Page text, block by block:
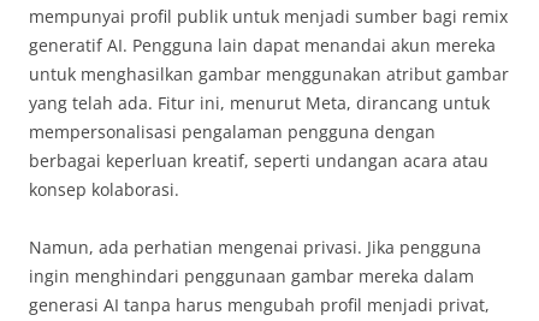
mempunyai profil publik untuk menjadi sumber bagi remix
generatif AI. Pengguna lain dapat menandai akun mereka
untuk menghasilkan gambar menggunakan atribut gambar
yang telah ada. Fitur ini, menurut Meta, dirancang untuk
mempersonalisasi pengalaman pengguna dengan
berbagai keperluan kreatif, seperti undangan acara atau
konsep kolaborasi.
Namun, ada perhatian mengenai privasi. Jika pengguna
ingin menghindari penggunaan gambar mereka dalam
generasi AI tanpa harus mengubah profil menjadi privat,